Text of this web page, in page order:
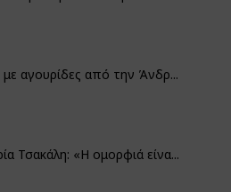
με αγουρίδες από την Άνδρ...
Τσακάλη: «Η ομορφιά είνα...